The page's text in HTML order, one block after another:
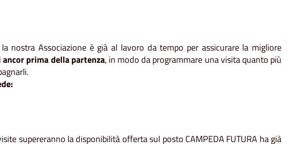
nostra Associazione è già al lavoro da tempo per assicurare la migliore
prima della partenza, in modo da programmare una visita quanto più
supereranno la disponibilità offerta sul posto CAMPEDA FUTURA ha già